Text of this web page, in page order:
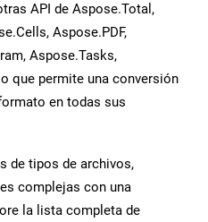
API de Aspose.Total,
Aspose.PDF,
Aspose.Tasks,
que permite una conversión
en todas sus
de tipos de archivos,
complejas con una
la lista completa de